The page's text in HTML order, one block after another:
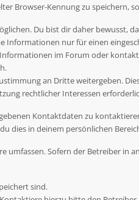
Browser-Kennung zu
Du bist dir daher
Informationen nur für einen
im Forum oder
an Dritte weitergeben.
rechtlicher Interessen
Kontaktdaten zu
dies in deinem persönlichen
umfassen. Sofern der Betreiber
sind.